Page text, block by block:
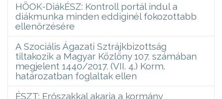
HÖOK-DiákÉSZ: Kontroll portál indul a
diákmunka minden eddiginél fokozottabb
ellenőrzésére
A Szociális Ágazati Sztrájkbizottság
tiltakozik a Magyar Közlöny 107. számában
megjelent 1440/2017. (VII. 4.) Korm.
határozatban foglaltak ellen
ÉSZT: Erőszakkal akarja a kormány